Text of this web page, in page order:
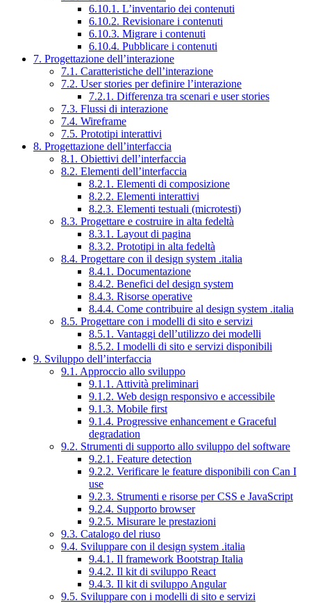
6.10.1. L’inventario dei contenuti
6.10.2. Revisionare i contenuti
6.10.3. Migrare i contenuti
6.10.4. Pubblicare i contenuti
7. Progettazione dell’interazione
7.1. Caratteristiche dell’interazione
7.2. User stories per definire l’interazione
7.2.1. Differenza tra scenari e user stories
7.3. Flussi di interazione
7.4. Wireframe
7.5. Prototipi interattivi
8. Progettazione dell’interfaccia
8.1. Obiettivi dell’interfaccia
8.2. Elementi dell’interfaccia
8.2.1. Elementi di composizione
8.2.2. Elementi interattivi
8.2.3. Elementi testuali (microtesti)
8.3. Progettare e costruire in alta fedeltà
8.3.1. Layout di pagina
8.3.2. Prototipi in alta fedeltà
8.4. Progettare con il design system .italia
8.4.1. Documentazione
8.4.2. Benefici del design system
8.4.3. Risorse operative
8.4.4. Come contribuire al design system .italia
8.5. Progettare con i modelli di sito e servizi
8.5.1. Vantaggi dell’utilizzo dei modelli
8.5.2. I modelli di sito e servizi disponibili
9. Sviluppo dell’interfaccia
9.1. Approccio allo sviluppo
9.1.1. Attività preliminari
9.1.2. Web design responsivo e accessibile
9.1.3. Mobile first
9.1.4. Progressive enhancement e Graceful
degradation
9.2. Strumenti di supporto allo sviluppo del software
9.2.1. Feature detection
9.2.2. Verificare le feature disponibili con Can I
use
9.2.3. Strumenti e risorse per CSS e JavaScript
9.2.4. Supporto browser
9.2.5. Misurare le prestazioni
9.3. Catalogo del riuso
9.4. Sviluppare con il design system .italia
9.4.1. Il framework Bootstrap Italia
9.4.2. Il kit di sviluppo React
9.4.3. Il kit di sviluppo Angular
9.5. Sviluppare con i modelli di sito e servizi